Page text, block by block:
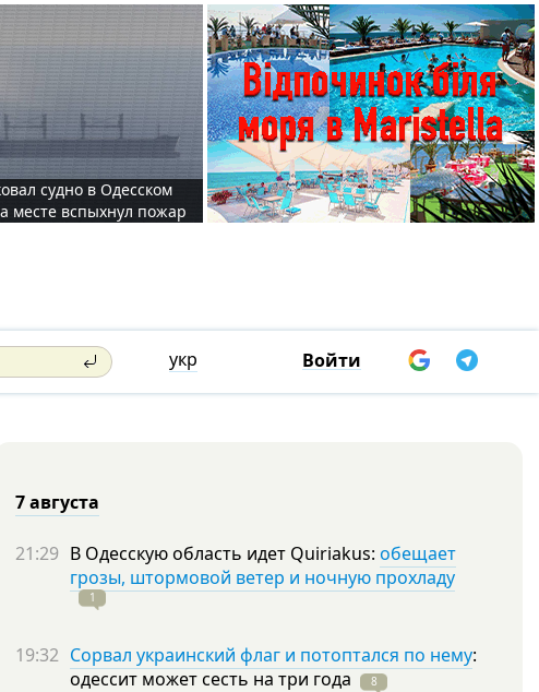
судно в Одесском
месте вспыхнул пожар
укр Войти
7 августа
21:29 В Одесскую область идет Quiriakus: обещает
грозы, штормовой ветер и ночную прохладу
1
19:32 Сорвал украинский флаг и потоптался по нему:
одессит может сесть на три года 8